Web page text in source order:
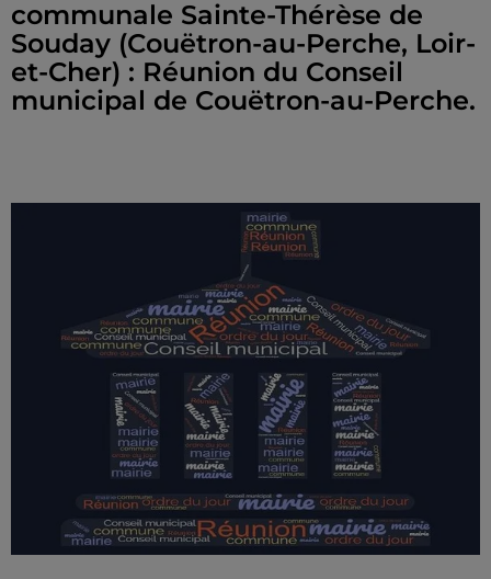
communale Sainte-Thérèse de
Souday (Couëtron-au-Perche, Loir-
et-Cher) : Réunion du Conseil
municipal de Couëtron-au-Perche.